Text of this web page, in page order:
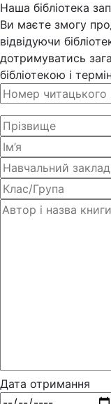
Наша бібліотека
Ви маєте змогу
відвідуючи
дотримуватись
бібліотекою і
Дата отримання